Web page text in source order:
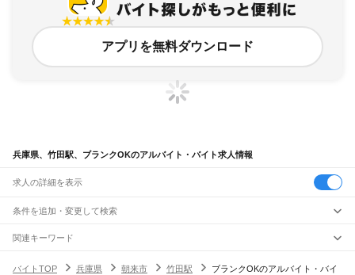
アプリを無料ダウンロード
兵庫県、竹田駅、ブランクOKのアルバイト・バイト求人情報
求人の詳細を表示
条件を追加・変更して検索
市区町村を追加・変更
兵庫県すべて
駅を追加・変更
関連キーワード
バイトTOP
兵庫県 朝来市 竹田駅 ブランクOKのアルバイト・バイ